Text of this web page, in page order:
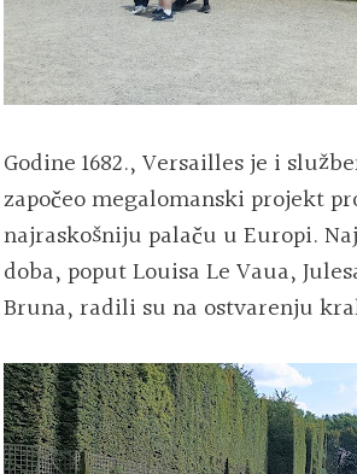
Godine 1682., Versailles je i
započeo megalomanski projekt
najraskošniju palaču u Europi.
doba, poput Louisa Le Vaua,
Bruna, radili su na ostvarenju